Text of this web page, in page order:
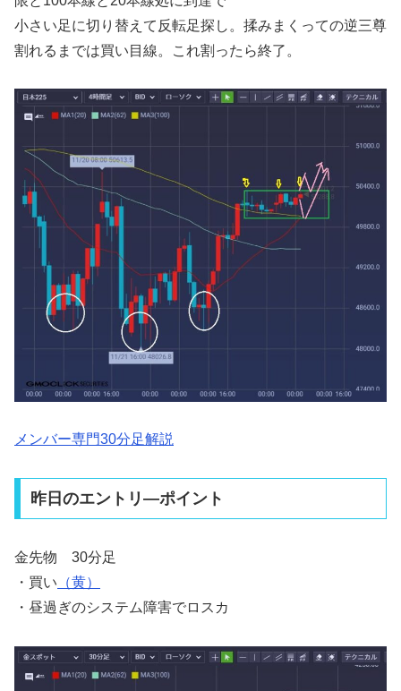
小さい足に切り替えて反転足探し。揉みまくっての逆三尊
割れるまでは買い目線。これ割ったら終了。
メンバー専門30分足解説
昨日のエントリ―ポイント
金先物 30分足
・買い （黄）
・昼過ぎのシステム障害でロスカ